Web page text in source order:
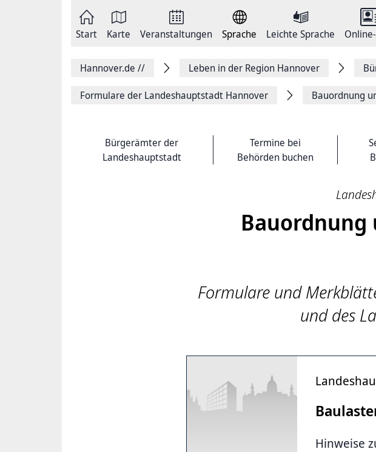
Start Karte Veranstaltungen Sprache Leichte Sprache
Hannover.de // Leben in der Region Hannover
Formulare der Landeshauptstadt Hannover Bauordnung
Bürgerämter der
Landeshauptstadt
Termine bei
Behörden buchen
Bauordnung
Formulare und
und des
Hinweise